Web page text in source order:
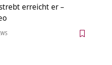
erreicht er –